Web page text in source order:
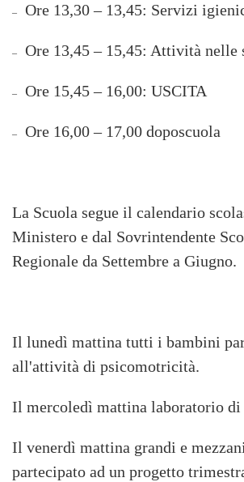
– Ore 13,30 – 13,45: Servizi
– Ore 13,45 – 15,45: Attività nelle
– Ore 15,45 – 16,00: USCITA
– Ore 16,00 – 17,00 doposcuola
La Scuola segue il calendario
Ministero e dal Sovrintendente
Regionale da Settembre a Giugno.
Il lunedì mattina tutti i bambini
all'attività di psicomotricità.
Il mercoledì mattina laboratorio di
Il venerdì mattina grandi e
partecipato ad un progetto